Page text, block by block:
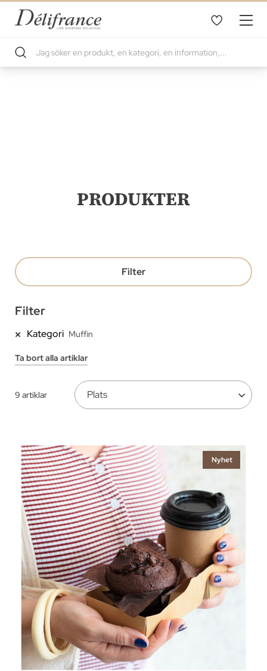
PRODUKTER
9 artiklar
Nyhet
Filter
Filter
Kategori Muffin
Ta bort alla artiklar